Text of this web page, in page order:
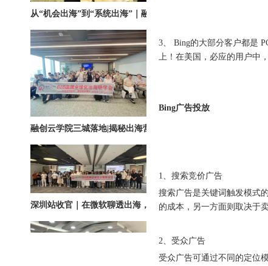
深圳站收官｜在微软聊透出海，下一站上海・苏州・杭州，多城联动启航
3、 Bing的大部分客户都是
上！在美国，必应的用户中
Bing广告投放
1、搜索竞价广告
搜索广告是关键词触发模式
的成本，另一方面则取决于
2、受众广告
受众广告可通过不同的定位